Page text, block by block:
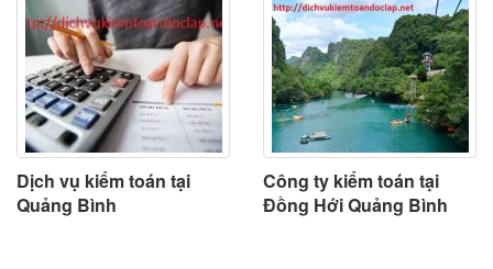
Dịch vụ kiểm toán tại
Quảng Bình
Công ty kiểm toán tại
Đồng Hới Quảng Bình